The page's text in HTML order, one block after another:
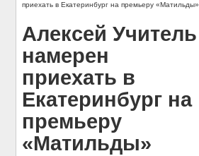
приехать в Екатеринбург на премьеру «Матильды»
Алексей Учитель
намерен
приехать в
Екатеринбург на
премьеру
«Матильды»